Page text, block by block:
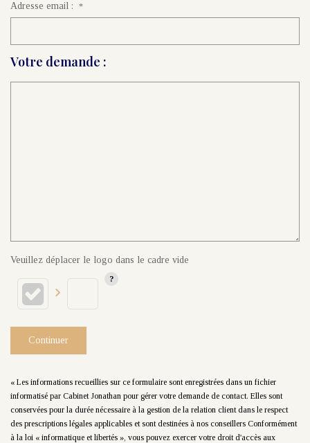
Adresse email : *
Votre demande :
Veuillez déplacer le logo dans le cadre vide
Continuer
« Les informations recueillies sur ce formulaire sont enregistrées dans un fichier
informatisé par Cabinet Jonathan pour gérer votre demande de contact. Elles sont
conservées pour la durée nécessaire à la gestion de la relation client dans le respect
des prescriptions légales applicables et sont destinées à nos conseillers Conformément
à la loi « informatique et libertés », vous pouvez exercer votre droit d'accès aux